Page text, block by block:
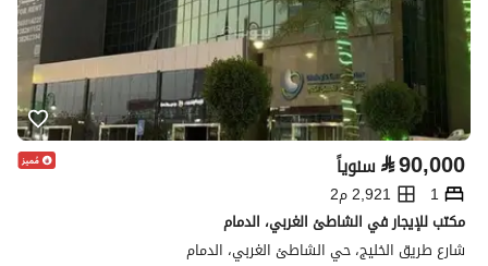
⃁90,000 سنوياً
1
2,921 م2
مكتب للإيجار في الشاطئ الغربي، الدمام
شارع طريق الخليج، حي الشاطئ الغربي، الدمام